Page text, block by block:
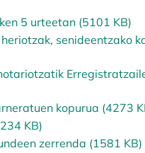
5 urteetan (5101 KB)
senideentzako
kopurua (4273
KB)
zerrenda (1581 KB)